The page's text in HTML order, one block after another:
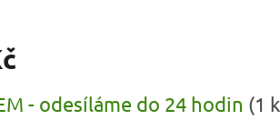
- odesíláme do 24 hodin (1